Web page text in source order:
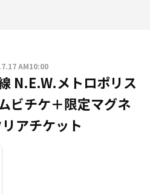
AM10:00
N.E.W.メトロポリス
ビチケ＋限定マグネ
アチケット